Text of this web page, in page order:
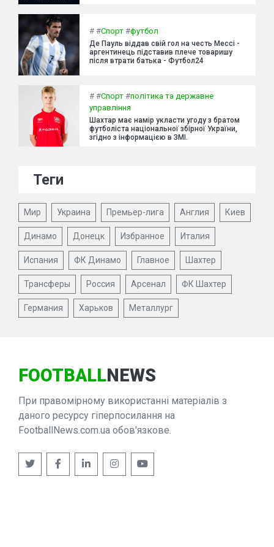
# #Спорт #футбол
Де Пауль віддав свій гол на честь Мессі -
аргентинець підставив плече товаришу
після втрати батька - Футбол24
# #Спорт #політика та державне
управління
Шахтар має намір укласти угоду з братом
футболіста національної збірної України,
згідно з інформацією в ЗМІ.
Теги
Мир Украина Премьер-лига Англия Киев
Динамо Донецк Избранное Италия
Испания ФК Динамо Главное Шахтер
Трансферы Россия Арсенал ФК Шахтер
Германия Харьков Металлург
FOOTBALLNEWS
При правомірному використанні матеріалів з
даного ресурсу гіперпосилання на
FootballNews.com.ua обов'язкове.